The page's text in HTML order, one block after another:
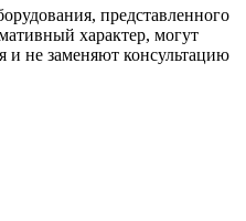
представленного
характер, могут
и не заменяют консультацию